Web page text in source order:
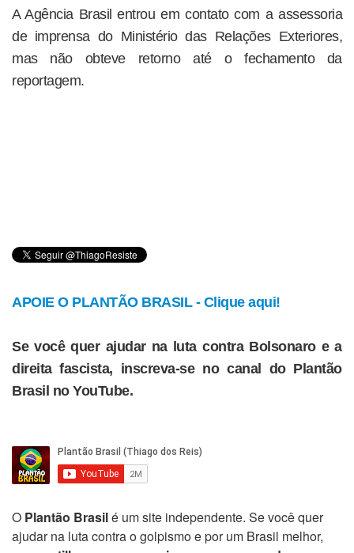
A Agência Brasil entrou em contato com a assessoria
de imprensa do Ministério das Relações Exteriores,
mas não obteve retorno até o fechamento da
reportagem.
APOIE O PLANTÃO BRASIL - Clique aqui!
Se você quer ajudar na luta contra Bolsonaro e a
direita fascista, inscreva-se no canal do Plantão
Brasil no YouTube.
O Plantão Brasilé um site independente. Se você quer
ajudar na luta contra o golpismo e por um Brasil melhor,